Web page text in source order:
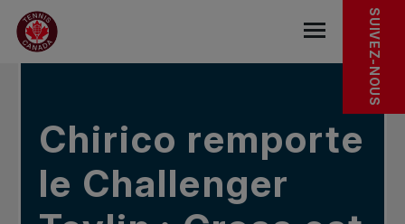
Sauter au menu principal
Sauter au contenu principal
Sauter au pied de page
DANS LES NOUVELLES SUIVEZ-NOUS
Chirico remporte
le Challenger